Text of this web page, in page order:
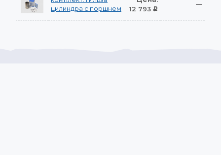
цилиндра с поршнем
12 793 Р
—